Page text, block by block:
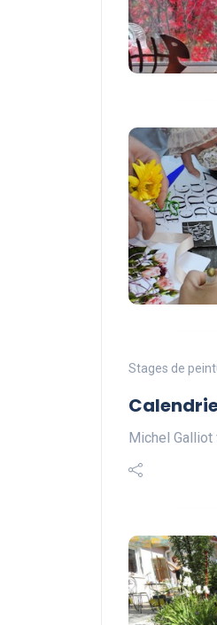
Stages de
Michel